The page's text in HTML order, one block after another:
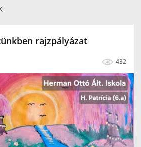
rajzpályázat
432